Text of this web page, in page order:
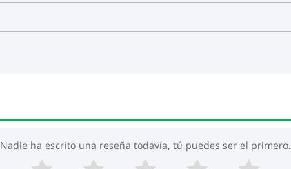
Nadie ha escrito una reseña todavía, tú puedes ser el primero.